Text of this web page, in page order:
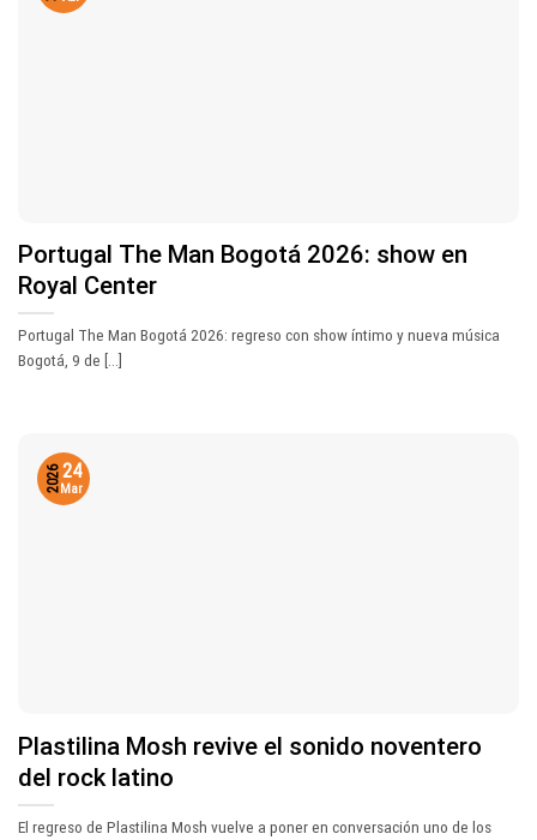
Portugal The Man Bogotá 2026: show en
Royal Center
Portugal The Man Bogotá 2026: regreso con show íntimo y nueva música
Bogotá, 9 de [...]
Plastilina Mosh revive el sonido noventero
del rock latino
El regreso de Plastilina Mosh vuelve a poner en conversación uno de los
24
Mar
2026